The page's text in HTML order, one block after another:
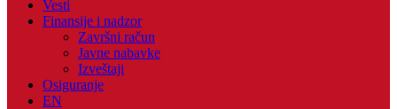
Vesti
Finansije i nadzor
Završni račun
Javne nabavke
Izveštaji
Osiguranje
EN